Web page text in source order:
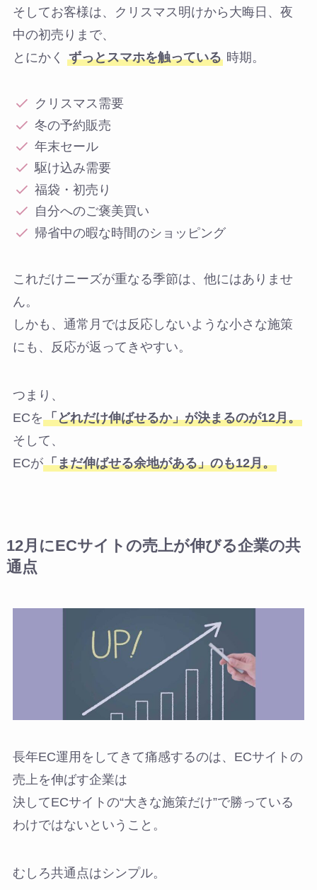
そしてお客様は、クリスマス明けから大晦日、夜
中の初売りまで、
とにかく ずっとスマホを触っている時期。
クリスマス需要
冬の予約販売
年末セール
駆け込み需要
福袋・初売り
自分へのご褒美買い
帰省中の暇な時間のショッピング
これだけニーズが重なる季節は、他にはありませ
ん。
しかも、通常月では反応しないような小さな施策
にも、反応が返ってきやすい。
つまり、
ECを「どれだけ伸ばせるか」が決まるのが12月。
そして、
ECが「まだ伸ばせる余地がある」のも12月。
12月にECサイトの売上が伸びる企業の共
通点
長年EC運用をしてきて痛感するのは、ECサイトの
売上を伸ばす企業は
決してECサイトの“大きな施策だけ”で勝っている
わけではないということ。
むしろ共通点はシンプル。